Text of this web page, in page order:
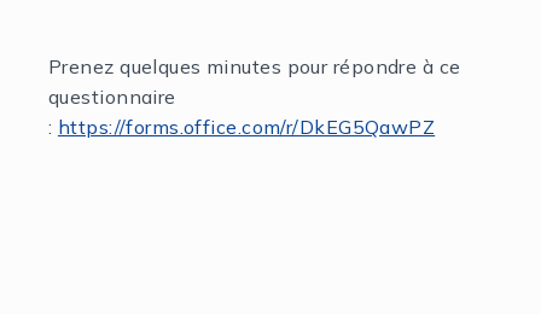
Prenez quelques minutes pour répondre à ce
questionnaire
: https://forms.office.com/r/DkEG5QawPZ